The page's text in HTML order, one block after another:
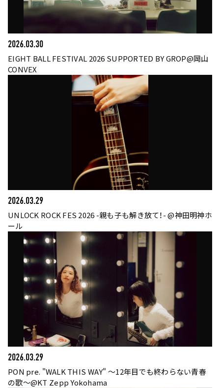
2026.03.30
EIGHT BALL FESTIVAL 2026 SUPPORTED BY GROP@岡山
CONVEX
2026.03.29
UNLOCK ROCK FES 2026 -親も子も解き放て！- @神田明神ホ
ール
2026.03.29
PON pre. "WALK THIS WAY" 〜12年目でも終わらない青春
の歌〜@KT Zepp Yokohama